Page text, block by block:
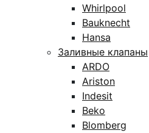
Whirlpool
Bauknecht
Hansa
Заливные клапаны
ARDO
Ariston
Indesit
Beko
Blomberg